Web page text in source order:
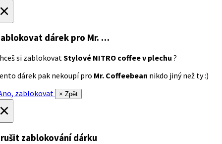
dárek pro Mr. …
si zablokovat Stylové NITRO coffee v plechu ?
dárek pak nekoupí pro Mr. Coffeebean nikdo jiný než ty :)
zablokovat
× Zpět
zablokování dárku